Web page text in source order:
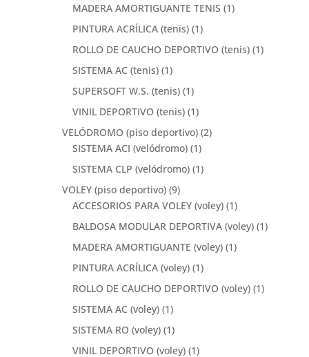
MADERA AMORTIGUANTE TENIS (1)
PINTURA ACRÍLICA (tenis) (1)
ROLLO DE CAUCHO DEPORTIVO (tenis) (1)
SISTEMA AC (tenis) (1)
SUPERSOFT W.S. (tenis) (1)
VINIL DEPORTIVO (tenis) (1)
VELÓDROMO (piso deportivo) (2)
SISTEMA ACI (velódromo) (1)
SISTEMA CLP (velódromo) (1)
VOLEY (piso deportivo) (9)
ACCESORIOS PARA VOLEY (voley) (1)
BALDOSA MODULAR DEPORTIVA (voley) (1)
MADERA AMORTIGUANTE (voley) (1)
PINTURA ACRÍLICA (voley) (1)
ROLLO DE CAUCHO DEPORTIVO (voley) (1)
SISTEMA AC (voley) (1)
SISTEMA RO (voley) (1)
VINIL DEPORTIVO (voley) (1)